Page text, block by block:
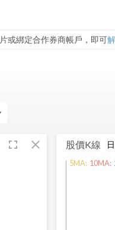
或綁定合作券商帳戶，即可
fullscreen close 股價K線
5MA: 10MA: